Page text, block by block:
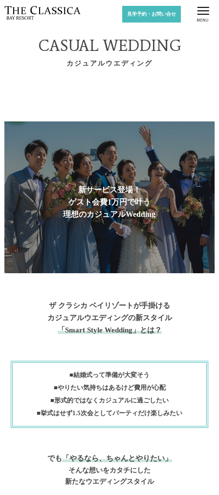
見学予約・お問い合せ
CASUAL WEDDING
カジュアルウエディング
新サービス登場！
ゲスト会費1万円で叶う
理想のカジュアルWedding
ザ クラシカ ベイリゾートが手掛ける
カジュアルウエディングの新スタイル
「Smart Style Wedding」とは？
■結婚式って準備が大変そう
■やりたい気持ちはあるけど費用が心配
■形式的ではなくカジュアルに過ごしたい
■挙式はせず1.5次会としてパーティだけ楽しみたい
でも「やるなら、ちゃんとやりたい」
そんな想いをカタチにした
新たなウエディングスタイル